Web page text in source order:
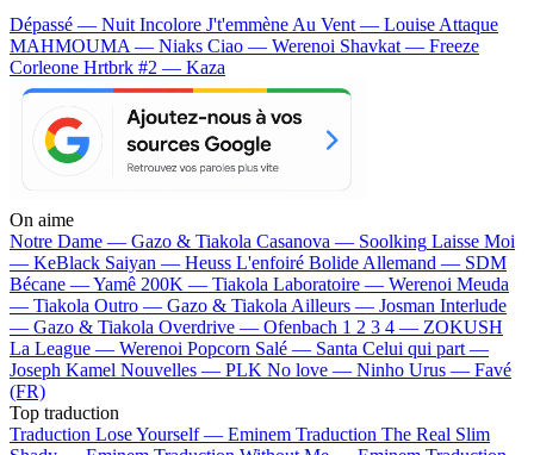
Dépassé — Nuit Incolore J't'emmène Au Vent — Louise Attaque
MAHMOUMA — Niaks Ciao — Werenoi Shavkat — Freeze
Corleone Hrtbrk #2 — Kaza
On aime
Notre Dame — Gazo & Tiakola Casanova — Soolking Laisse Moi
— KeBlack Saiyan — Heuss L'enfoiré Bolide Allemand — SDM
Bécane —Yamê 200K — Tiakola Laboratoire — Werenoi Meuda
— Tiakola Outro — Gazo & Tiakola Ailleurs — Josman Interlude
— Gazo & Tiakola Overdrive — Ofenbach 1 2 3 4 — ZOKUSH
La League — Werenoi Popcorn Salé — Santa Celui qui part —
Joseph Kamel Nouvelles — PLK No love — Ninho Urus — Favé
(FR)
Top traduction
Traduction Lose Yourself — Eminem Traduction The Real Slim